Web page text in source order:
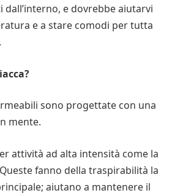
e dovrebbe aiutarvi
e a stare comodi per tutta
sono progettate con una
mente.
attività ad alta intensità come la
fanno della traspirabilità la
aiutano a mantenere il